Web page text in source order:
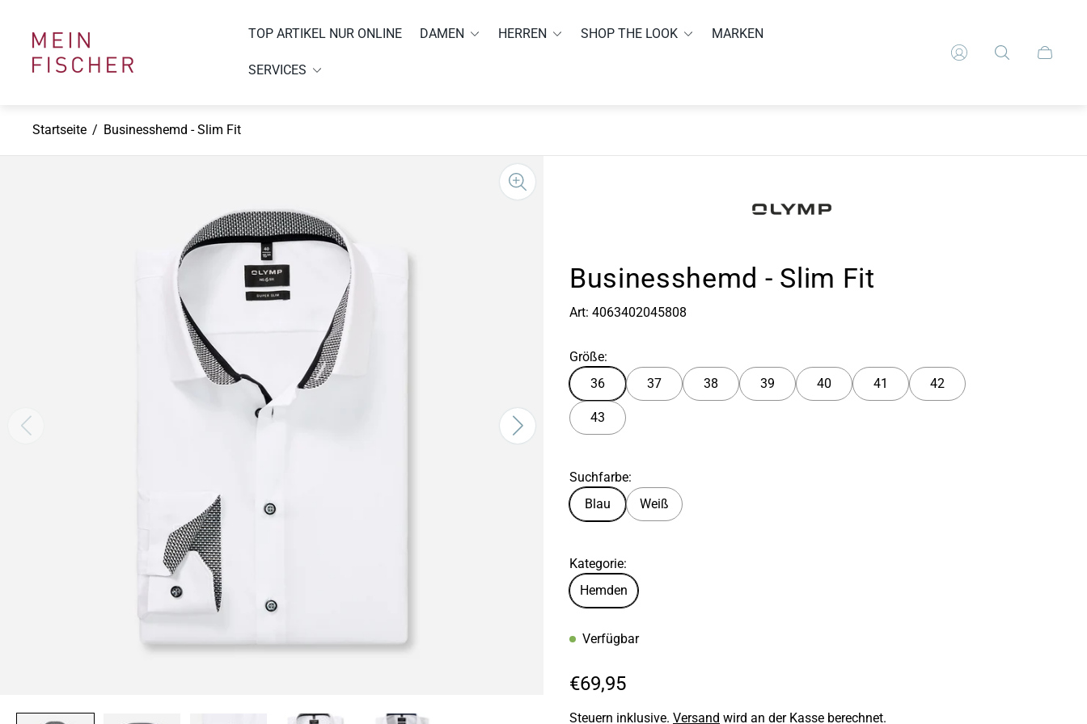
Laden-
Logo"
TOP ARTIKEL NUR ONLINE DAMEN HERREN SHOP THE LOOK MARKEN
SERVICES
Startseite / Businesshemd - Slim Fit
Businesshemd - Slim Fit
Art: 4063402045808
Größe:
36
37 38 39 40 41 42
43
Suchfarbe:
Blau
Weiß
Kategorie:
Hemden
Verfügbar
R
e
€69,95
Steuern inklusive. Versand wird an der Kasse berechnet.